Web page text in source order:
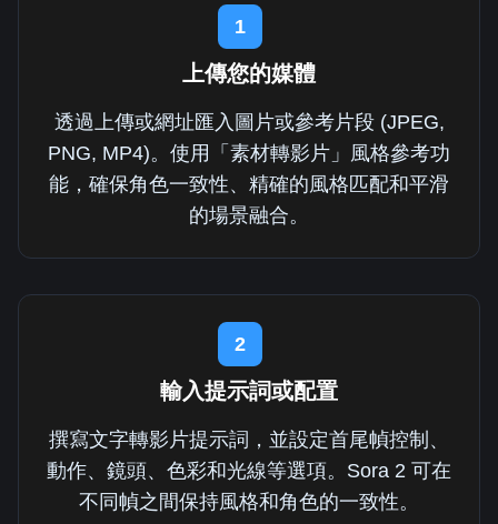
1
上傳您的媒體
透過上傳或網址匯入圖片或參考片段 (JPEG,
PNG, MP4)。使用「素材轉影片」風格參考功
能，確保角色一致性、精確的風格匹配和平滑
的場景融合。
2
輸入提示詞或配置
撰寫文字轉影片提示詞，並設定首尾幀控制、
動作、鏡頭、色彩和光線等選項。Sora 2 可在
不同幀之間保持風格和角色的一致性。